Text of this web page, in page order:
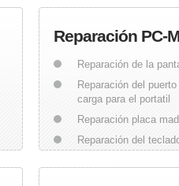
Reparación PC-
Reparación de la
Reparación del puerto
carga para el portatil
Reparación placa
Reparación del